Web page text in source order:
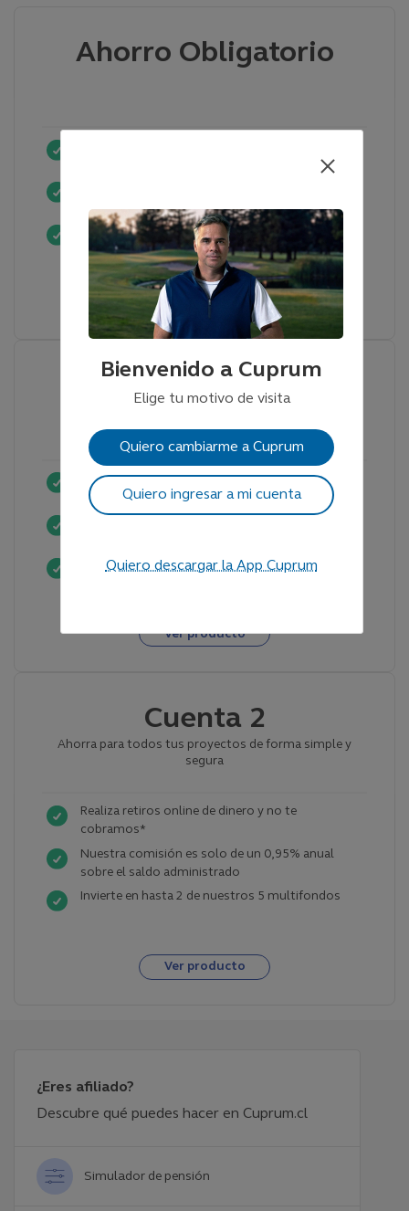
Ahorro Obligatorio
Nuestra comisión es de un 1,44% mensual sobre
tu sueldo
Cámbiate a Cuprum aquí
APV
Realiza depósitos directos a través de nuestro
sitio web o App
Si lo necesitas, puedes retirar tu dinero cuando
Ver producto
Cuenta 2
Ahorra para todos tus proyectos de forma simple y
segura
Realiza retiros online de dinero y no te
cobramos*
Nuestra comisión es solo de un 0,95% anual
sobre el saldo administrado
Invierte en hasta 2 de nuestros 5 multifondos
Ver producto
¿Eres afiliado?
Descubre qué puedes hacer en Cuprum.cl
Simulador de pensión
Bienvenido a Cuprum
Elige tu motivo de visita
Quiero cambiarme a Cuprum
Quiero ingresar a mi cuenta
Quiero descargar la App Cuprum